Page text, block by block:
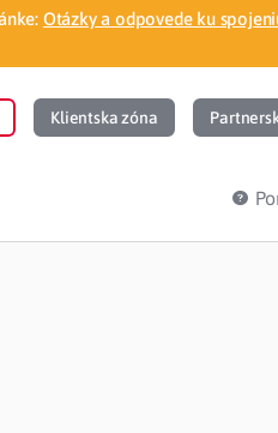
Otázky a odpovede ku
Klientska zóna